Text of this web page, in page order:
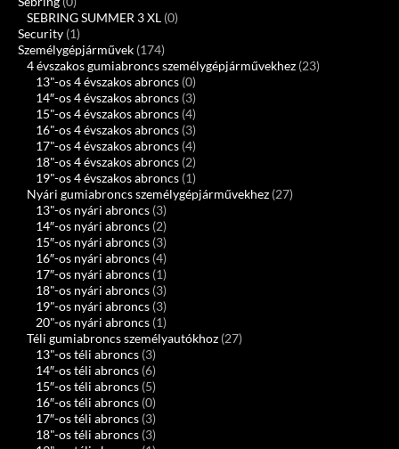
SEBRING SUMMER 3 XL (0)
Security (1)
Személygépjárművek (174)
4 évszakos gumiabroncs személygépjárművekhez (23)
13"-os 4 évszakos abroncs (0)
14″-os 4 évszakos abroncs (3)
15"-os 4 évszakos abroncs (4)
16"-os 4 évszakos abroncs (3)
17"-os 4 évszakos abroncs (4)
18"-os 4 évszakos abroncs (2)
19"-os 4 évszakos abroncs (1)
Nyári gumiabroncs személygépjárművekhez (27)
13"-os nyári abroncs (3)
14″-os nyári abroncs (2)
15″-os nyári abroncs (3)
16″-os nyári abroncs (4)
17″-os nyári abroncs (1)
18"-os nyári abroncs (3)
19"-os nyári abroncs (3)
20"-os nyári abroncs (1)
Téli gumiabroncs személyautókhoz (27)
13"-os téli abroncs (3)
14″-os téli abroncs (6)
15″-os téli abroncs (5)
16″-os téli abroncs (0)
17″-os téli abroncs (3)
18"-os téli abroncs (3)